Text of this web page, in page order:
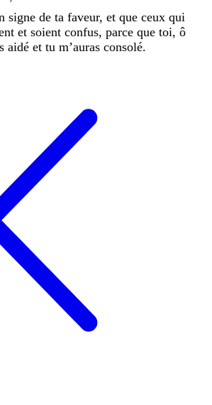
signe de ta faveur, et que ceux qui
et soient confus, parce que toi, ô
aidé et tu m’auras consolé.